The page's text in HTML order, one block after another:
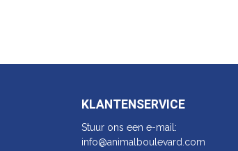
KLANTENSERVICE
Stuur ons een e-mail:
info@animalbo​ulevard.com